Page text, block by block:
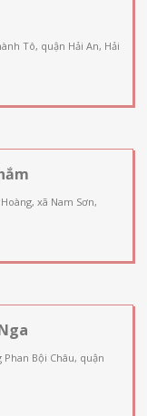
Tô, quận Hải An, Hải
xã Nam Sơn,
Bội Châu, quận